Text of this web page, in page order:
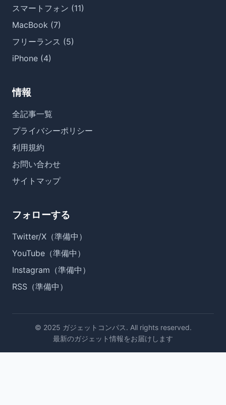
スマートフォン (11)
MacBook (7)
フリーランス (5)
iPhone (4)
情報
全記事一覧
プライバシーポリシー
利用規約
お問い合わせ
サイトマップ
フォローする
Twitter/X（準備中）
YouTube（準備中）
Instagram（準備中）
RSS（準備中）
© 2025 ガジェットコンパス. All rights reserved.
最新のガジェット情報をお届けします